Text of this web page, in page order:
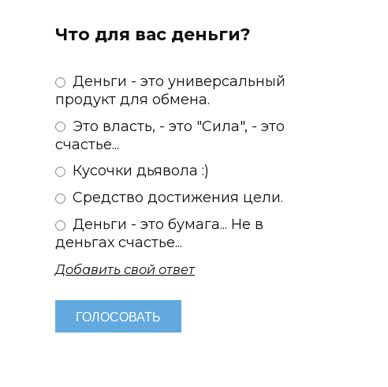
Что для вас деньги?
Деньги - это универсальный
продукт для обмена.
Это власть, - это "Сила", - это
счастье...
Кусочки дьявола :)
Средство достижения цели.
Деньги - это бумага... Не в
деньгах счастье...
Добавить свой ответ